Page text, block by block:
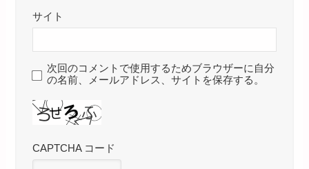
サイト
次回のコメントで使用するためブラウザーに自分
の名前、メールアドレス、サイトを保存する。
CAPTCHA コード